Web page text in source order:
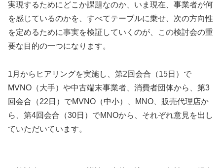
実現するためにどこか課題なのか、いま現在、事業者が何
を感じているのかを、すべてテーブルに乗せ、次の方向性
を定めるために事実を検証していくのが、この検討会の重
要な目的の一つになります。
1月からヒアリングを実施し、第2回会合（15日）で
MVNO（大手）や中古端末事業者、消費者団体から、第3
回会合（22日）でMVNO（中小）、MNO、販売代理店か
ら、第4回会合（30日）でMNOから、それぞれ意見を出し
ていただいています。